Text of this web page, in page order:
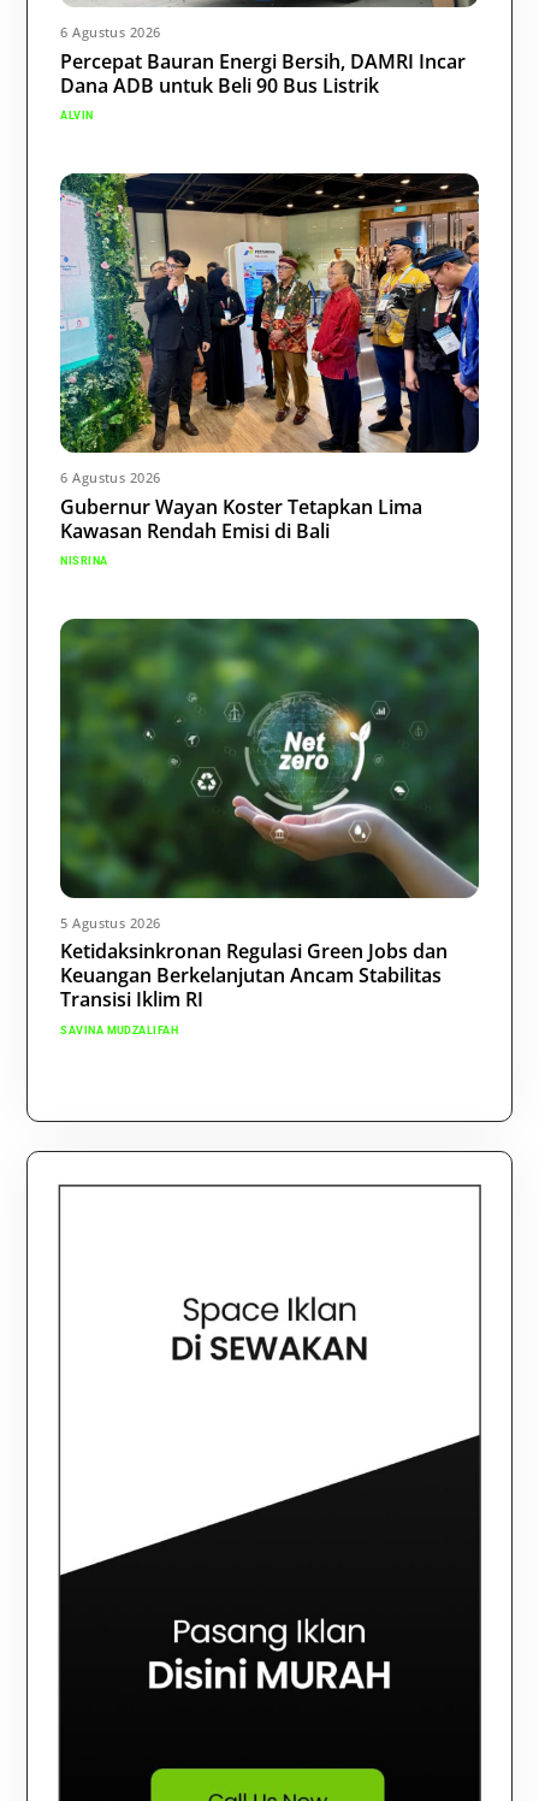
6 Agustus 2026
Percepat Bauran Energi Bersih, DAMRI Incar
Dana ADB untuk Beli 90 Bus Listrik
ALVIN
6 Agustus 2026
Gubernur Wayan Koster Tetapkan Lima
Kawasan Rendah Emisi di Bali
NISRINA
5 Agustus 2026
Ketidaksinkronan Regulasi Green Jobs dan
Keuangan Berkelanjutan Ancam Stabilitas
Transisi Iklim RI
SAVINA MUDZALIFAH